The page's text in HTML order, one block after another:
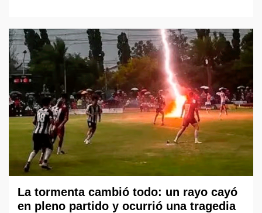
La tormenta cambió todo: un rayo cayó
en pleno partido y ocurrió una tragedia